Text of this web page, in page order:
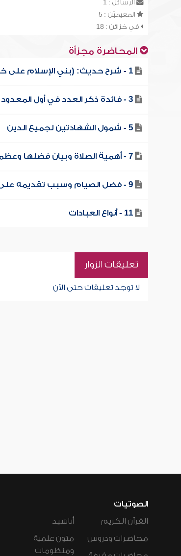
الرسائل : 1
المقيميّن : 5
في خزائن : 18
المحاضرة مجزأة
1 - شرح حديث: (بني الإسلام على خمس)
3 - فائدة ذكر العدد في أول المعدود
5 - شمول الشهادتين لجميع الدين
7 - أهمية الصلاة وبيان فضلها وعظمتها
9 - فضل الصيام وسبب تقديمه على الحج
11 - أنواع العبادات
تعليقات الزوار
لا توجد تعليقات حتى الآن
الصوتيات
القرآن الكريم
محاضرات ودروس
أناشيد
متون علمية
ومنظومات